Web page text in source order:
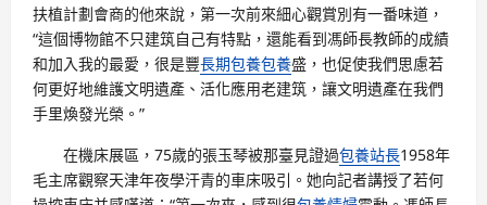
扶植計劃會商的他來說，第一次前來細心觀賞別有一番味道，
“這個博物館不只建筑自己有特點，還能看到馮師長教師的成績
和加入我的最愛，很是豐長期包養包養盛，也促使我們思慮若
何更好地維護文明遺產、活化應用老建筑，讓文明遺產在我們
手里煥發光榮。”
在機床展區，75歲的張玉琴被那臺見證過包養站長1958年
毛主席觀察天津年夜學汗青的車床吸引。她向記者講授了若何